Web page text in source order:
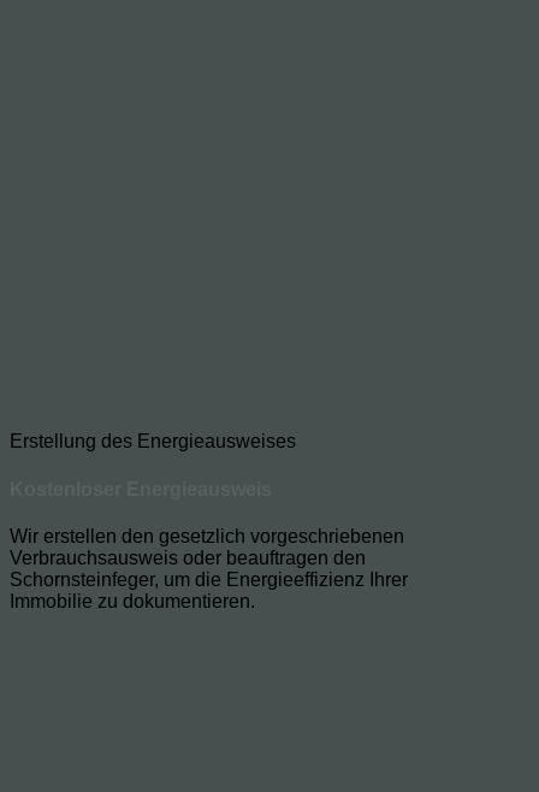
Erstellung des Energieausweises
Wir erstellen den gesetzlich vorgeschriebenen
Verbrauchsausweis oder beauftragen den
Schornsteinfeger, um die Energieeffizienz Ihrer
Immobilie zu dokumentieren.